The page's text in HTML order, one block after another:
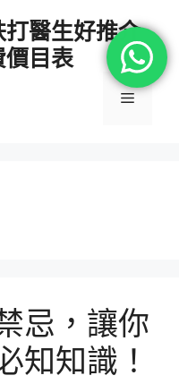
醫生好推介
價目表
選
忌，讓你
知知識！